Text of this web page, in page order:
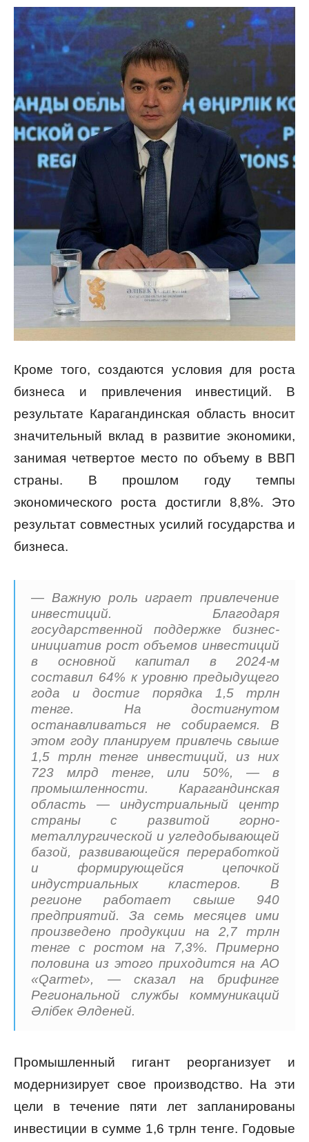
Кроме того, создаются условия для роста
бизнеса и привлечения инвестиций. В
результате Карагандинская область вносит
значительный вклад в развитие экономики,
занимая четвертое место по объему в ВВП
страны. В прошлом году темпы
экономического роста достигли 8,8%. Это
результат совместных усилий государства и
бизнеса.
— Важную роль играет привлечение
инвестиций. Благодаря
государственной поддержке бизнес-
инициатив рост объемов инвестиций
в основной капитал в 2024-м
составил 64% к уровню предыдущего
года и достиг порядка 1,5 трлн
тенге. На достигнутом
останавливаться не собираемся. В
этом году планируем привлечь свыше
1,5 трлн тенге инвестиций, из них
723 млрд тенге, или 50%, — в
промышленности. Карагандинская
область — индустриальный центр
страны с развитой горно-
металлургической и угледобывающей
базой, развивающейся переработкой
и формирующейся цепочкой
индустриальных кластеров. В
регионе работает свыше 940
предприятий. За семь месяцев ими
произведено продукции на 2,7 трлн
тенге с ростом на 7,3%. Примерно
половина из этого приходится на АО
«Qarmet», — сказал на брифинге
Региональной службы коммуникаций
Әлібек Әлденей.
Промышленный гигант реорганизует и
модернизирует свое производство. На эти
цели в течение пяти лет запланированы
инвестиции в сумме 1,6 трлн тенге. Годовые